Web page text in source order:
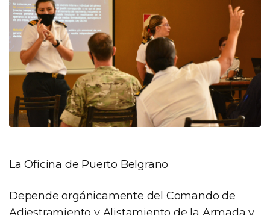
La Oficina de Puerto Belgrano
Depende orgánicamente del Comando de